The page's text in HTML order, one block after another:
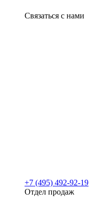
Связаться с нами
+7 (495) 492-92-19
Отдел продаж